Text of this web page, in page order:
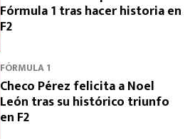
Fórmula 1 tras hacer historia en
F2
FÓRMULA 1
Checo Pérez felicita a Noel
León tras su histórico triunfo
en F2